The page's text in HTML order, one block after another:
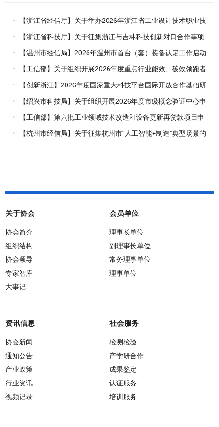
【浙江省经信厅】关于举办2026年浙江省工业设计技术职业技
能竞赛的通知
【浙江省科技厅】关于征集浙江与吉林科技创新对口合作事项
的通知【温州市经信局】2026年温州市首台（套）装备认定工作启动
【工信部】关于组织开展2026年度重点行业能效、碳效领跑者
企业推荐工作的通知
【创新浙江】2026年度国家重大科技平台国际开放合作基础研
究专项（试点）项目指南
【绍兴市科技局】关于组织开展2026年度市级概念验证中心申
报工作的通知
【工信部】第六批工业领域技术改造和设备更新再贷款项目申
报工作启动
【杭州市经信局】关于征集杭州市“人工智能+制造”典型场景的
关于协会
协会简介
组织结构
协会领导
专家智库
大事记
会员单位
理事长单位
副理事长单位
常务理事单位
理事单位
资讯信息
协会新闻
通知公告
产业政策
行业资讯
视频记录
社会服务
检测检验
产学研合作
成果鉴定
认证服务
培训服务